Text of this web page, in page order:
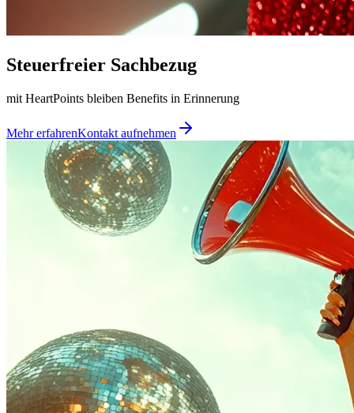
Steuerfreier Sachbezug
mit HeartPoints bleiben Benefits in Erinnerung
Mehr erfahrenKontakt aufnehmen